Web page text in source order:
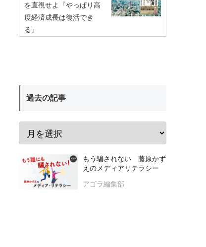
を直視せよ『やっぱり高
度経済成長は復活でき
る』
過去の記事
もう騙されない 藤原かず
えのメディアリテラシー
アゴラ編集部